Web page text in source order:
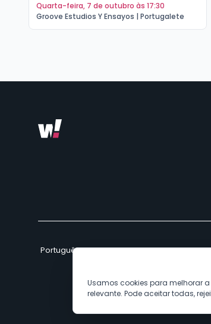
quarta-feira, 7 de outubro às 17:30
Groove Estudios Y Ensayos | Portugalete
Usamos cookies para melhorar
relevante. Pode aceitar todas,